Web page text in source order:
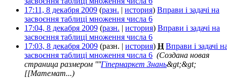
17:11, 8 декабря 2009 (разн. | история) Вправи і задачі на
засвоєння таблиці множення числа 6
17:04, 8 декабря 2009 (разн. | история) Вправи і задачі на
засвоєння таблиці множення числа 6
17:03, 8 декабря 2009 (разн. | история) Н Вправи і задачі
засвоєння таблиці множення числа 6 (Создана новая
страница размером ''''Гіпермаркет Знань&gt;&gt;
[[Математ...)